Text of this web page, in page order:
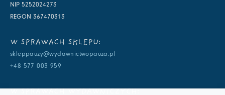
NIP 5252024273
REGON 367470313
W SPRAWACH SKLEPU:
skleppauzy@wydawnictwopauza.pl
+48 577 003 959